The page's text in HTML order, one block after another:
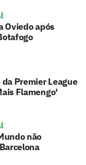
Oviedo após
Premier League
Flamengo'
não